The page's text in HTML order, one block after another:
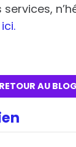
RETOUR AU BLOG